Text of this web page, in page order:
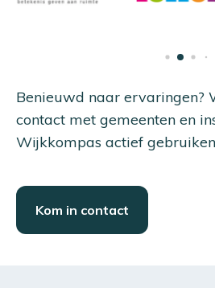
Benieuwd naar ervaringen?
contact met gemeenten en
Wijkkompas actief
Kom in contact